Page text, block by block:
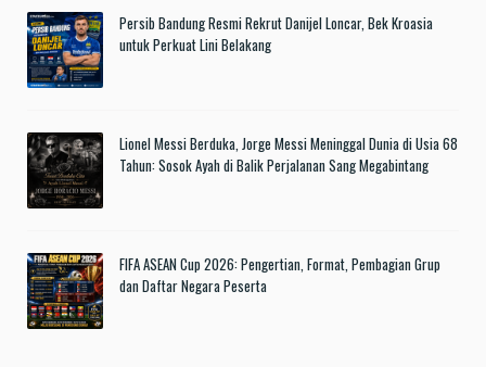
Persib Bandung Resmi Rekrut Danijel Loncar, Bek Kroasia
untuk Perkuat Lini Belakang
Lionel Messi Berduka, Jorge Messi Meninggal Dunia di Usia 68
Tahun: Sosok Ayah di Balik Perjalanan Sang Megabintang
FIFA ASEAN Cup 2026: Pengertian, Format, Pembagian Grup
dan Daftar Negara Peserta